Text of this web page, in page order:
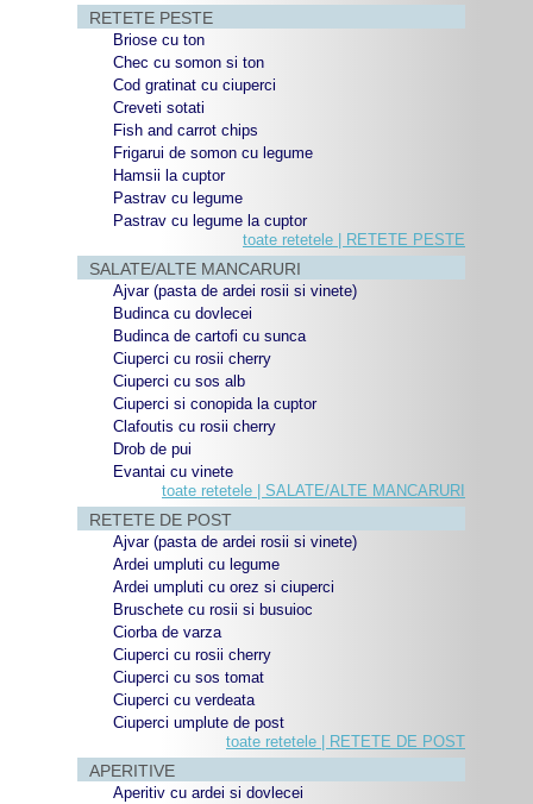
RETETE PESTE
Briose cu ton
Chec cu somon si ton
Cod gratinat cu ciuperci
Creveti sotati
Fish and carrot chips
Frigarui de somon cu legume
Hamsii la cuptor
Pastrav cu legume
Pastrav cu legume la cuptor
toate retetele | RETETE PESTE
SALATE/ALTE MANCARURI
Ajvar (pasta de ardei rosii si vinete)
Budinca cu dovlecei
Budinca de cartofi cu sunca
Ciuperci cu rosii cherry
Ciuperci cu sos alb
Ciuperci si conopida la cuptor
Clafoutis cu rosii cherry
Drob de pui
Evantai cu vinete
toate retetele | SALATE/ALTE MANCARURI
RETETE DE POST
Ajvar (pasta de ardei rosii si vinete)
Ardei umpluti cu legume
Ardei umpluti cu orez si ciuperci
Bruschete cu rosii si busuioc
Ciorba de varza
Ciuperci cu rosii cherry
Ciuperci cu sos tomat
Ciuperci cu verdeata
Ciuperci umplute de post
toate retetele | RETETE DE POST
APERITIVE
Aperitiv cu ardei si dovlecei